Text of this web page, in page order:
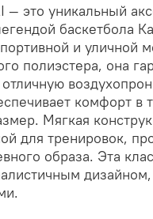
— это уникальный
и уличной
полиэстера, она
отличную
комфорт в
Мягкая
для тренировок,
образа. Эта